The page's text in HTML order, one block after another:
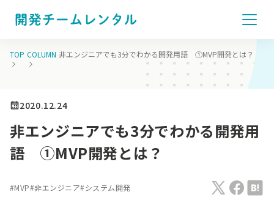
TOP COLUMN 非エンジニアでも3分でわかる開発用語 ①MVP開発とは？
2020.12.24
非エンジニアでも3分でわかる開発用
語 ①MVP開発とは？
#MVP#非エンジニア#システム開発